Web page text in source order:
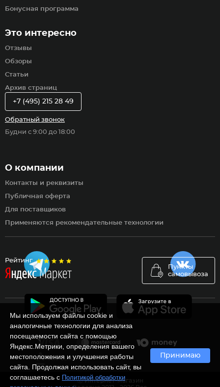
Рейтинг
Пункты
самовывоза
Бонусная программа
Это интересно
Отзывы
Обзоры
Статьи
Архив страниц
О компании
Контакты и реквизиты
Публичная оферта
Для поставщиков
Применяются рекомендательные технологии
+7 (495) 215 28 49
Обратный звонок
Будни с 9:00 до 18:00
Мы используем файлы cookie и
аналогичные технологии для анализа
посещаемости сайта с помощью
Яндекс.Метрики, определения вашего
местоположения и улучшения работы
сайта. Продолжая использовать сайт, вы
соглашаетесь с Политикой обработки
Принимаю
Ⓒ Интернет-магазин